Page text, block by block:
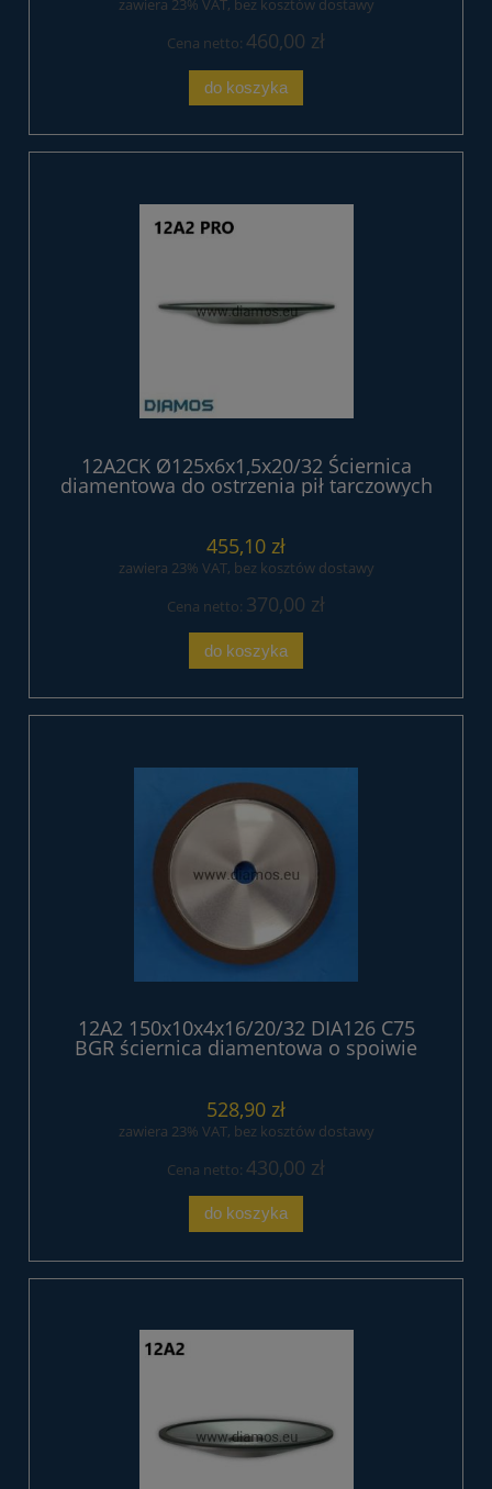
zawiera 23% VAT, bez kosztów dostawy
Cena netto: 460,00 zł
do koszyka
12A2CK Ø125x6x1,5x20/32 Ściernica
diamentowa do ostrzenia pił tarczowych
455,10 zł
zawiera 23% VAT, bez kosztów dostawy
Cena netto: 370,00 zł
do koszyka
12A2 150x10x4x16/20/32 DIA126 C75
BGR ściernica diamentowa o spoiwie
528,90 zł
zawiera 23% VAT, bez kosztów dostawy
Cena netto: 430,00 zł
do koszyka